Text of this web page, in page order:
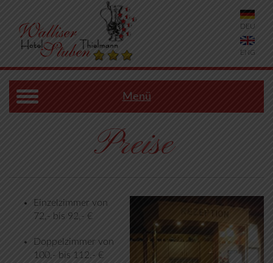
DEU
ENG
Menü
Preise
Einzelzimmer von
72,- bis 92,- €
Doppelzimmer von
100,- bis 112.- €